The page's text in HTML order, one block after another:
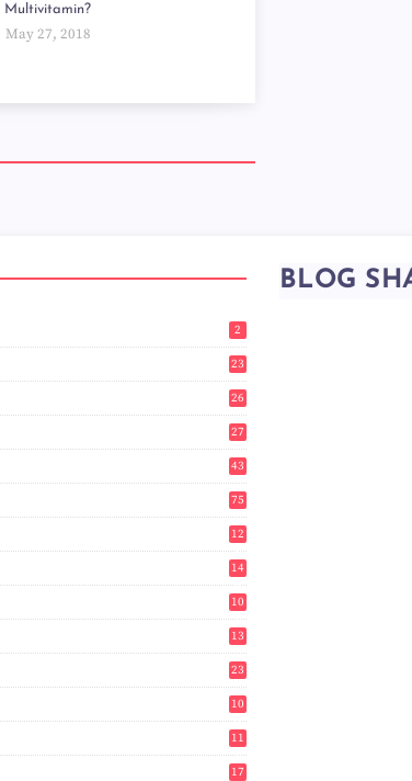
Multivitamin?
May 27, 2018
2
23
26
27
43
75
12
8
14
10
3
13
7
23
2
10
0
11
3
17
BLOG